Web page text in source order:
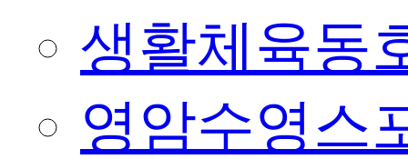
생활체육동
영암수영스